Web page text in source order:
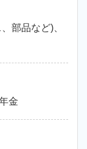
部品など)、
金